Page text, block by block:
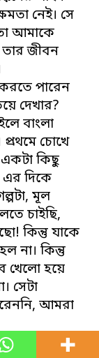
নেই। সে
আমাকে
তার জীবন
পারেন
দেখার?
বাংলা
চোখে
কিছু
এর দিকে
মূল
চাইছি,
কিন্তু যাকে
না। কিন্তু
খেলো হয়ে
সেটা
আমরা
মুখের ভাষা